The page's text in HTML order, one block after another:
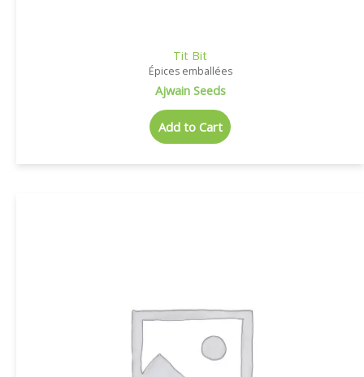
Tit Bit
Épices emballées
Ajwain Seeds
Add to Cart